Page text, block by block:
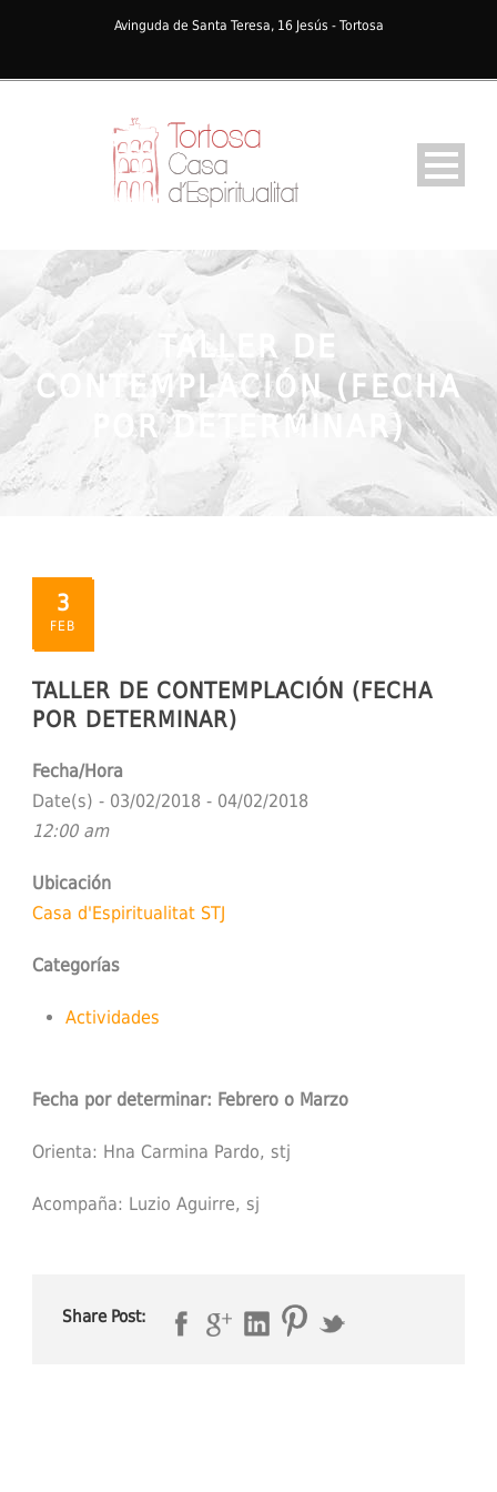
Avinguda de Santa Teresa, 16 Jesús - Tortosa
TALLER DE
CONTEMPLACIÓN (FECHA
POR DETERMINAR)
3
FEB
TALLER DE CONTEMPLACIÓN (FECHA
POR DETERMINAR)
Fecha/Hora
Date(s) - 03/02/2018 - 04/02/2018
12:00 am
Ubicación
Casa d'Espiritualitat STJ
Categorías
Actividades
Fecha por determinar: Febrero o Marzo
Orienta: Hna Carmina Pardo, stj
Acompaña: Luzio Aguirre, sj
Share Post: